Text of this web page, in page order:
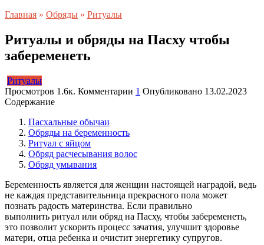
Главная » Обряды » Ритуалы
Ритуалы и обряды на Пасху чтобы
забеременеть
Ритуалы
Просмотров 1.6к. Комментарии 1 Опубликовано 13.02.2023
Содержание
Пасхальные обычаи
Обряды на беременность
Ритуал с яйцом
Обряд расчесывания волос
Обряд умывания
Беременность является для женщин настоящей наградой, ведь
не каждая представительница прекрасного пола может
познать радость материнства. Если правильно
выполнить ритуал или обряд на Пасху, чтобы забеременеть,
это позволит ускорить процесс зачатия, улучшит здоровье
матери, отца ребенка и очистит энергетику супругов.